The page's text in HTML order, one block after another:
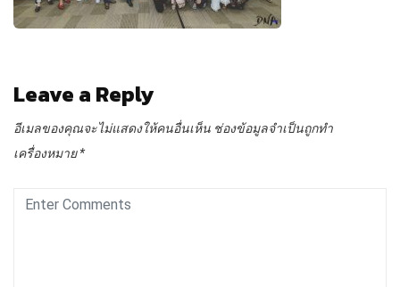
Leave a Reply
อีเมลของคุณจะไม่แสดงให้คนอื่นเห็น ช่องข้อมูลจำเป็นถูกทำ
เครื่องหมาย*